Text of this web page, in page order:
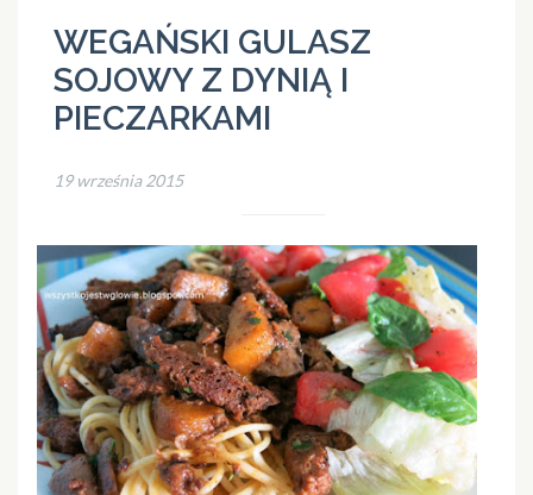
WEGAŃSKI GULASZ
SOJOWY Z DYNIĄ I
PIECZARKAMI
19 września 2015